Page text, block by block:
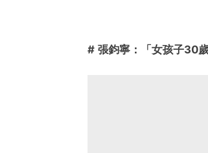
# 張鈞寧：「女孩子30